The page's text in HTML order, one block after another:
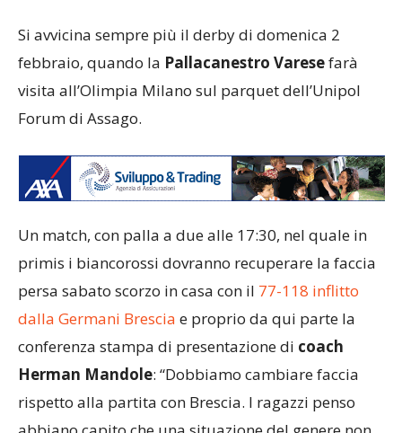
Si avvicina sempre più il derby di domenica 2
febbraio, quando la Pallacanestro Varesefarà
visita all’Olimpia Milano sul parquet dell’Unipol
Forum di Assago.
Un match, con palla a due alle 17:30, nel quale in
primis i biancorossi dovranno recuperare la faccia
persa sabato scorzo in casa con il 77-118 inflitto
dalla Germani Brescia e proprio da qui parte la
conferenza stampa di presentazione di coach
Herman Mandole: “Dobbiamo cambiare faccia
rispetto alla partita con Brescia. I ragazzi penso